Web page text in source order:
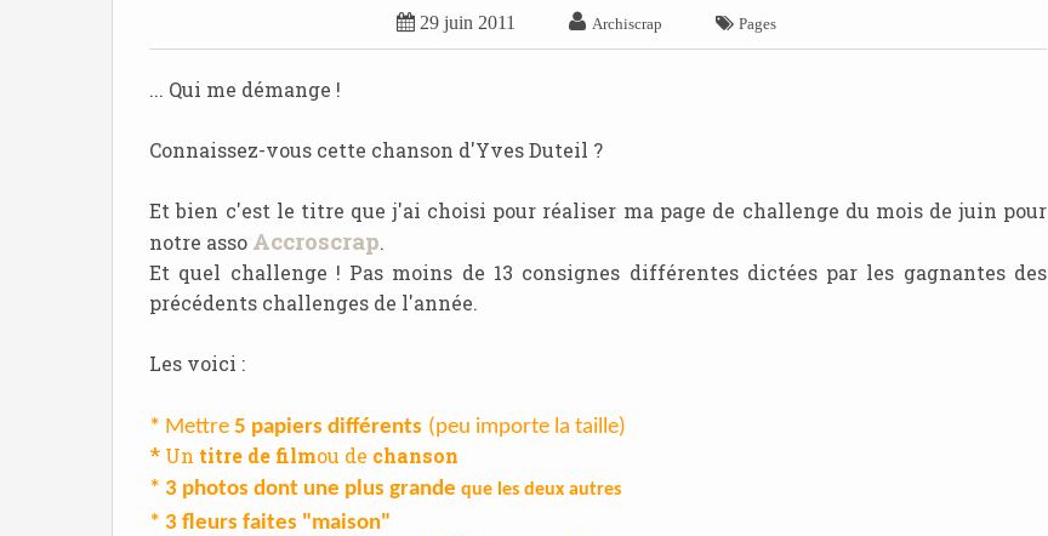
 29 juin 2011  Archiscrap  Pages
... Qui me démange !
Connaissez-vous cette chanson d'Yves Duteil ?
Et bien c'est le titre que j'ai choisi pour réaliser ma page de challenge du mois de juin pour
notre asso Accroscrap.
Et quel challenge ! Pas moins de 13 consignes différentes dictées par les gagnantes des
précédents challenges de l'année.
Les voici :
* Mettre 5 papiers différents (peu importe la taille)
* Un titre de filmou de chanson
* 3 photos dont une plus grande que les deux autres
* 3 fleurs faites "maison"